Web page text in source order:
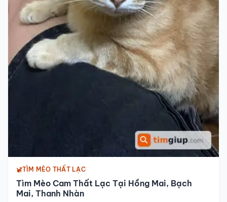
TÌM MÈO THẤT LẠC
Tìm Mèo Cam Thất Lạc Tại Hồng Mai, Bạch
Mai, Thanh Nhàn